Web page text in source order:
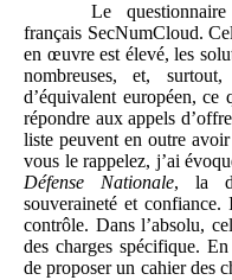
Le
français SecNumCloud.
en œuvre est élevé, les
nombreuses, et,
d’équivalent européen, ce
répondre aux appels
liste peuvent en outre
vous le rappelez, j’ai
Défense Nationale, la
souveraineté et
contrôle. Dans l’absolu,
des charges spécifique.
de proposer un cahier des